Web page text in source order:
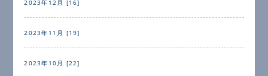
2023年12月 [16]
2023年11月 [19]
2023年10月 [22]